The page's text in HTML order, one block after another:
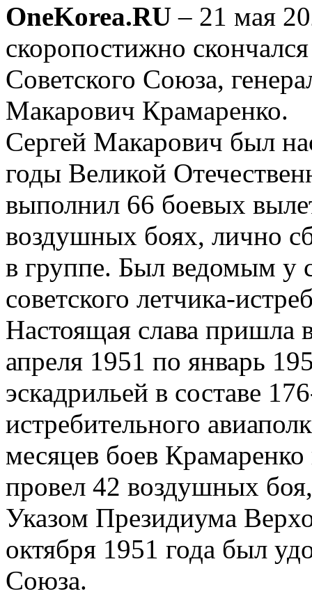
OneKorea.RU – 21 мая
скоропостижно
Советского Союза,
Макарович Крамаренко.
Сергей Макарович был
годы Великой
выполнил 66 боевых
воздушных боях, лично
в группе. Был ведомым у
советского летчика-
Настоящая слава пришла
апреля 1951 по январь
эскадрильей в составе
истребительного
месяцев боев
провел 42 воздушных
Указом Президиума
октября 1951 года был
Союза.